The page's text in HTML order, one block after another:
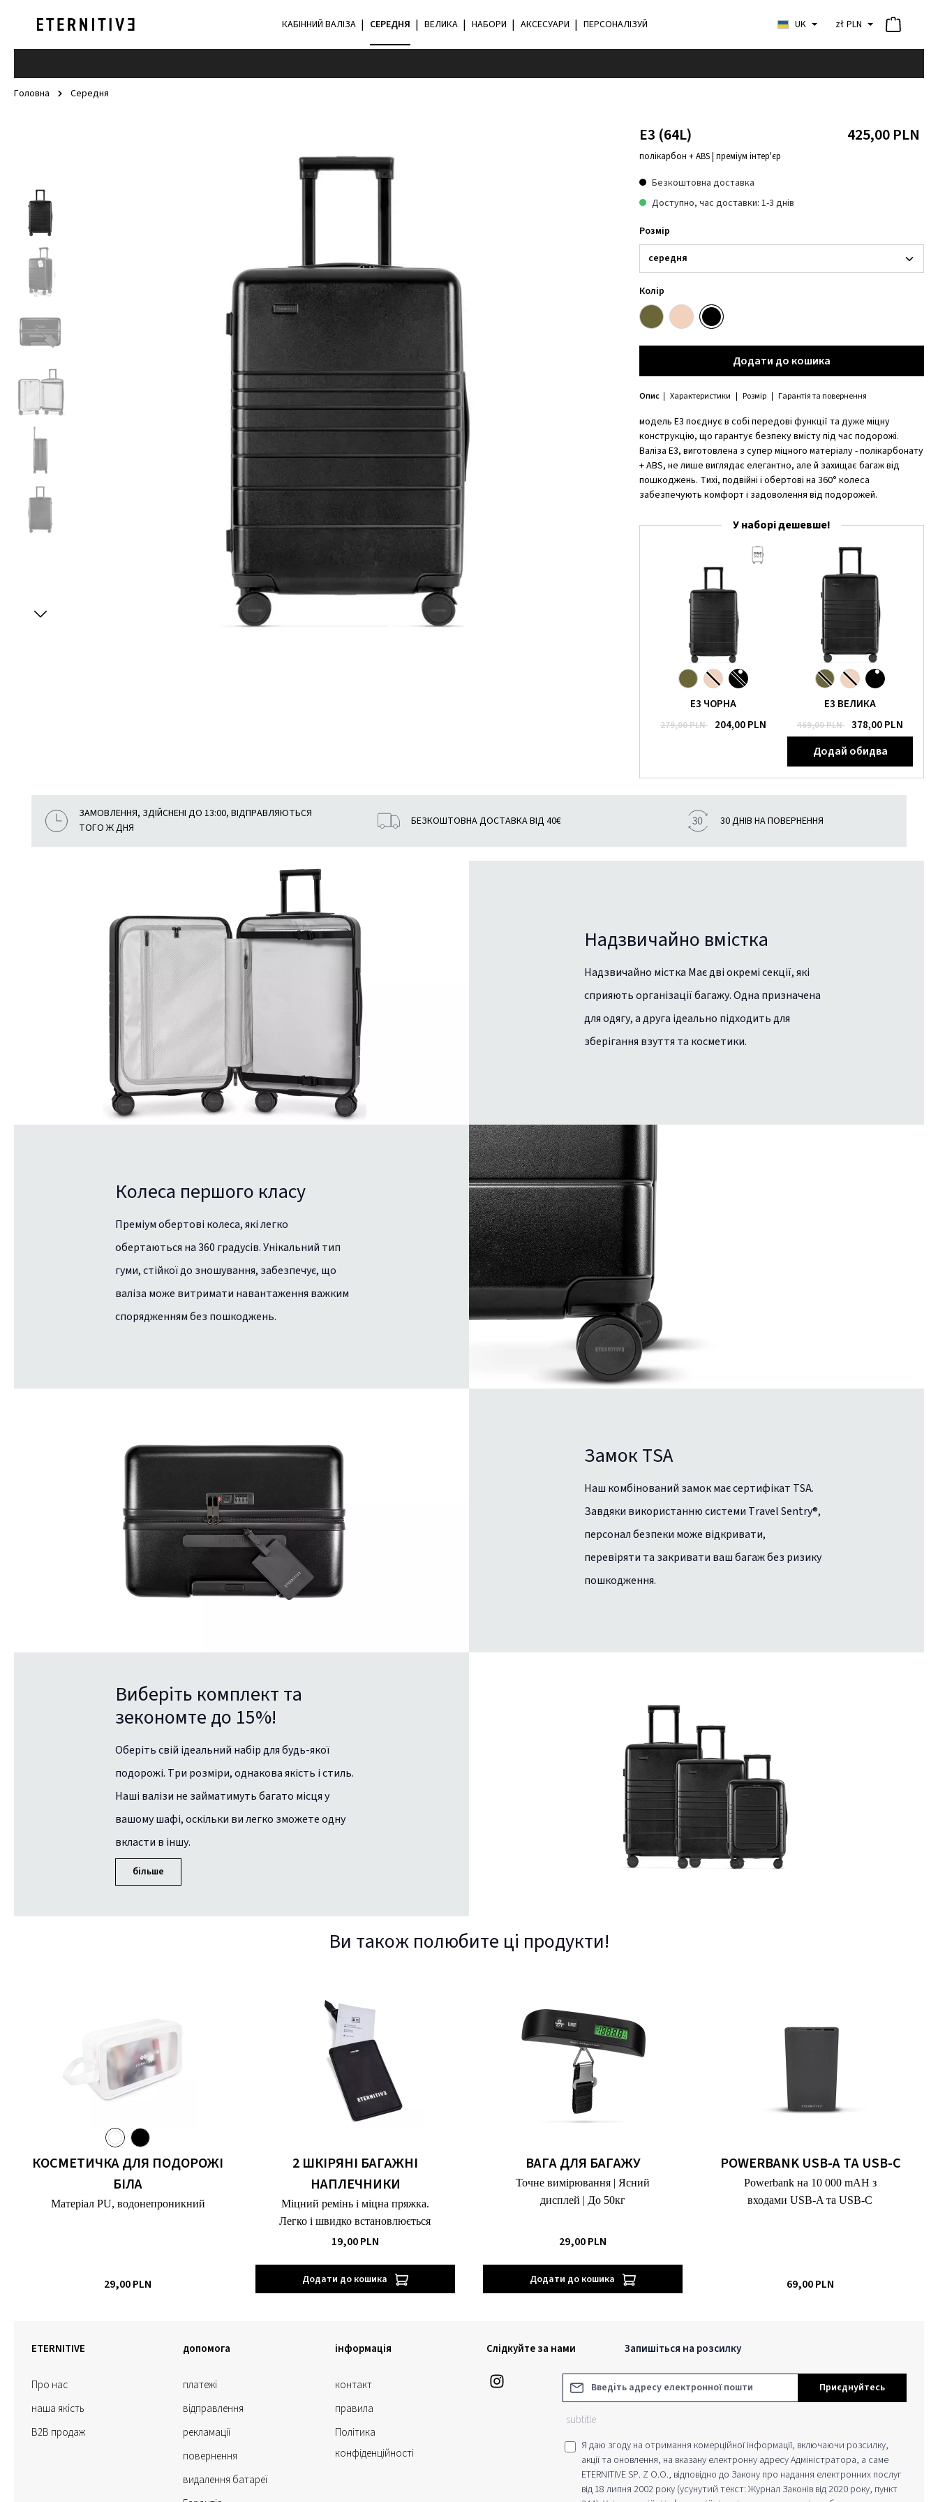
КАБІННИЙ ВАЛІЗА CЕРЕДНЯ ВЕЛИКА НАБОРИ АКСЕСУАРИ ПЕРСОНАЛІЗУЙ UK zł PLN
Головна Cередня
E3 (64L)
полікарбон + ABS | преміум інтер'єр
425,00 PLN
Безкоштовна доставка
Доступно, час доставки: 1-3 днів
Розмір
Колір
Додати до кошика
Додати до кошика
Опис
модель E3 поєднує в собі передові функції та дуже міцну
конструкцію, що гарантує безпеку вмісту під час подорожі.
Валіза E3, виготовлена з супер міцного матеріалу - полікарбонату
+ ABS, не лише виглядає елегантно, але й захищає багаж від
пошкоджень. Тихі, подвійні і обертові на 360° колеса
забезпечують комфорт і задоволення від подорожей.
Характеристики Розмір Гарантія та повернення
У наборі дешевше!
E3 ЧОРНА
279,00 PLN 204,00 PLN
E3 ВЕЛИКА
469,00 PLN 378,00 PLN
Додай обидва
ЗАМОВЛЕННЯ, ЗДІЙСНЕНІ ДО 13:00, ВІДПРАВЛЯЮТЬСЯ
ТОГО Ж ДНЯ
БЕЗКОШТОВНА ДОСТАВКА ВІД 40€ 30 ДНІВ НА ПОВЕРНЕННЯ
Надзвичайно вмістка
Надзвичайно містка Має дві окремі секції, які
сприяють організації багажу. Одна призначена
для одягу, а друга ідеально підходить для
зберігання взуття та косметики.
Колеса першого класу
Преміум обертові колеса, які легко
обертаються на 360 градусів. Унікальний тип
гуми, стійкої до зношування, забезпечує, що
валіза може витримати навантаження важким
спорядженням без пошкоджень.
Замок TSA
Наш комбінований замок має сертифікат TSA.
Завдяки використанню системи Travel Sentry®,
персонал безпеки може відкривати,
перевіряти та закривати ваш багаж без ризику
пошкодження.
Виберіть комплект та
зекономте до 15%!
Оберіть свій ідеальний набір для будь-якої
подорожі. Три розміри, однакова якість і стиль.
Наші валізи не займатимуть багато місця у
вашому шафі, оскільки ви легко зможете одну
вкласти в іншу.
більше
Ви також полюбите ці продукти!
КОСМЕТИЧКА ДЛЯ ПОДОРОЖІ
БІЛА
Матеріал PU, водонепроникний
29,00 PLN
2 ШКІРЯНІ БАГАЖНІ
НАПЛЕЧНИКИ
Міцний ремінь і міцна пряжка.
Легко і швидко встановлюється
19,00 PLN
Додати до кошика
ВАГА ДЛЯ БАГАЖУ
Точне вимірювання | Ясний
дисплей | До 50кг
29,00 PLN
Додати до кошика
POWERBANK USB-A ТА USB-C
Powerbank на 10 000 mAH з
входами USB-A та USB-C
69,00 PLN
Запишіться на розсилку
Адреса електронної пошти* Приєднуйтесь
subtitle
Я даю згоду на отримання комерційної інформації, включаючи розсилку,
акції та оновлення, на вказану електронну адресу Адміністратора, а саме
ETERNITIVE SP. Z O.O., відповідно до Закону про надання електронних послуг
від 18 липня 2002 року (усунутий текст: Журнал Законів від 2020 року, пункт
Слідкуйте за нами
ETERNITIVE
Про нас
наша якість
B2B продаж
допомога
платежі
відправлення
рекламації
повернення
видалення батареї
інформація
контакт
правила
Політика
конфіденційності